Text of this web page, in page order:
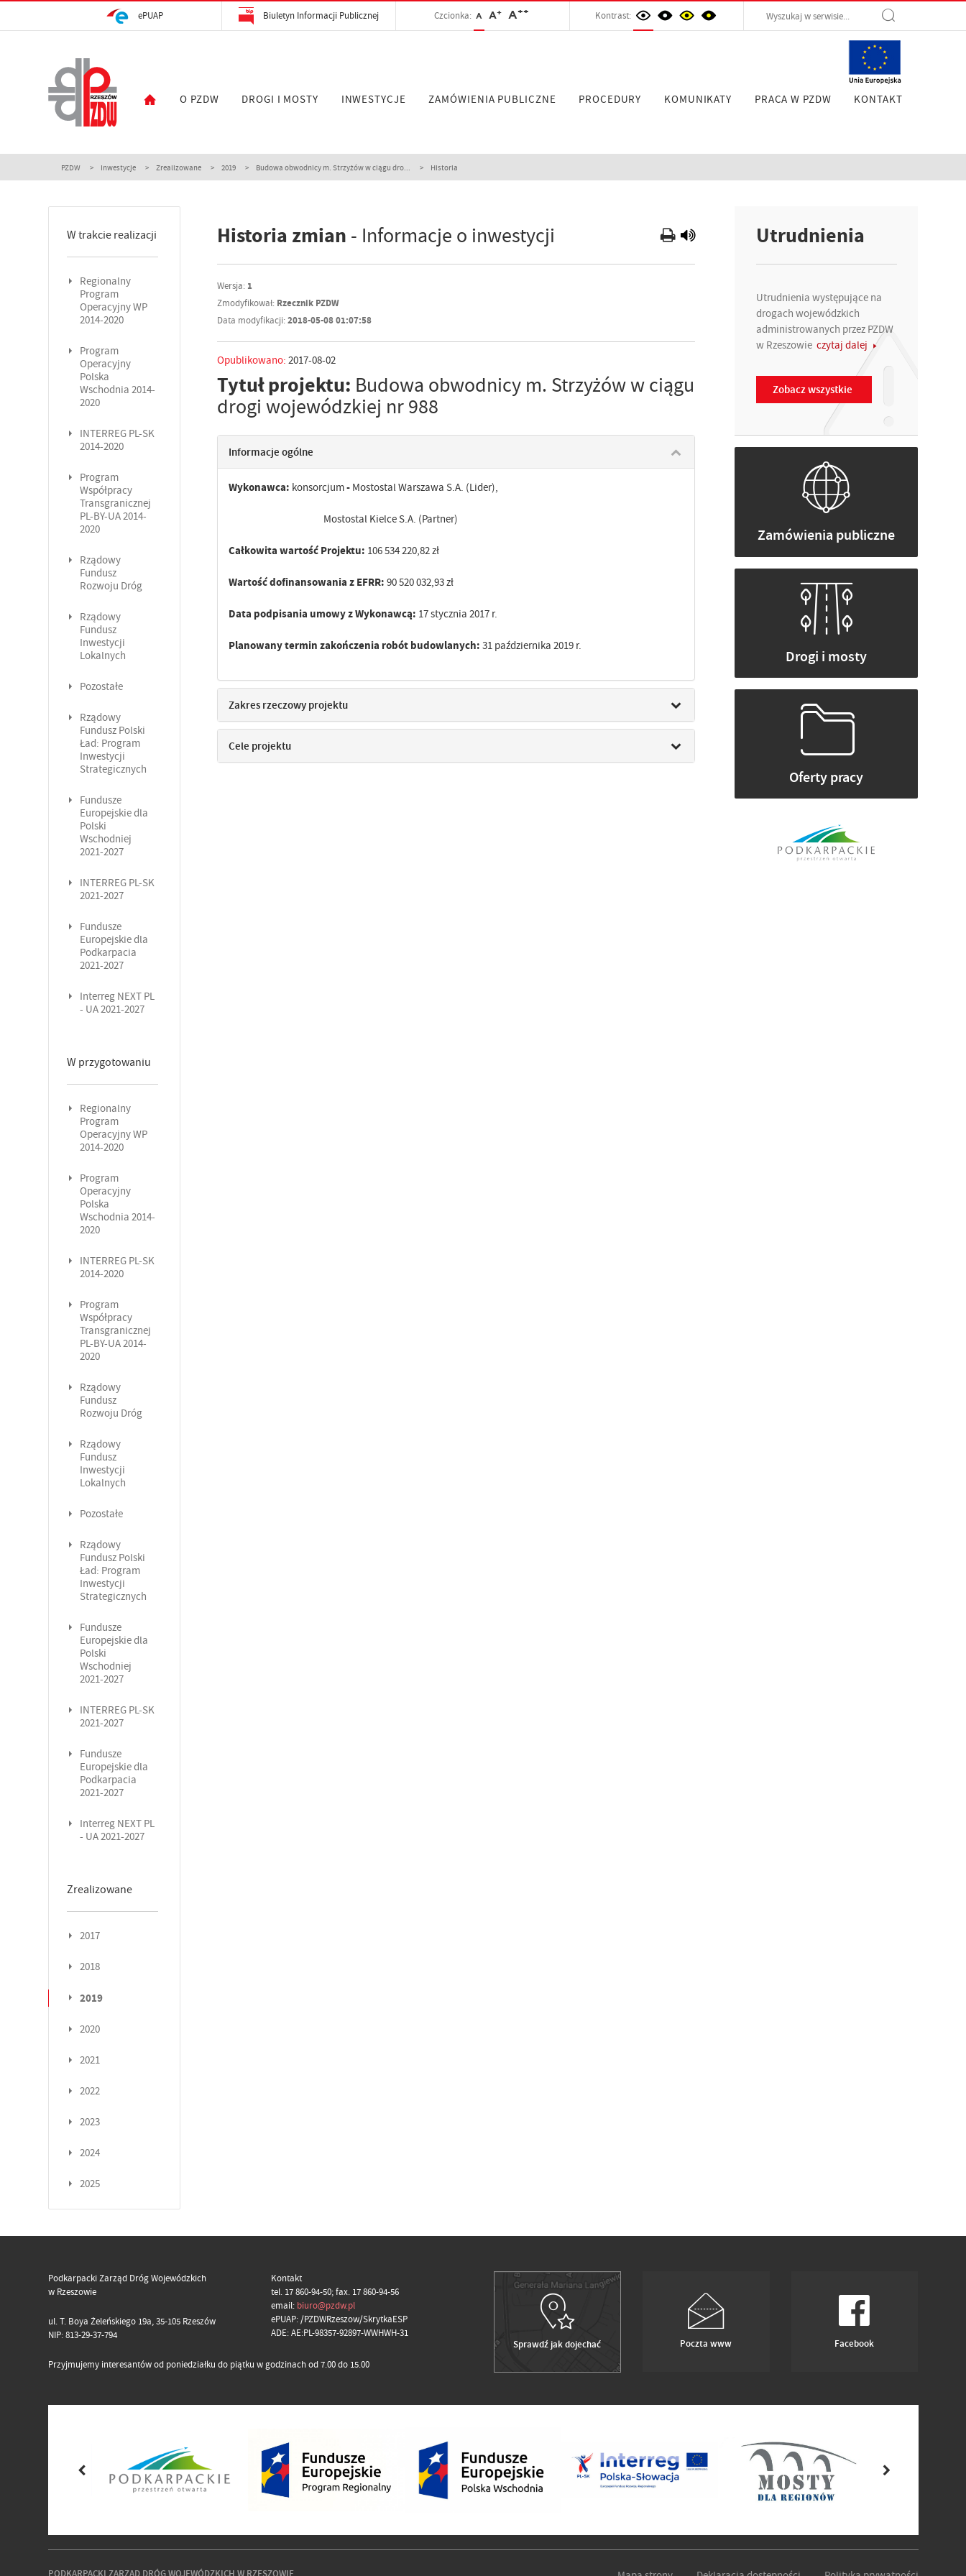
ePUAP Biuletyn Informacji Publicznej Czcionka: A A+ A++ Kontrast:
O PZDW DROGI I MOSTY INWESTYCJE ZAMÓWIENIA PUBLICZNE PROCEDURY KOMUNIKATY PRACA W PZDW KONTAKT
PZDW Inwestycje Zrealizowane 2019 Budowa obwodnicy m. Strzyżów w ciągu dro... Historia
W trakcie realizacji
Regionalny
Program
Operacyjny WP
2014-2020
Program
Operacyjny
Polska
Wschodnia 2014-
2020
INTERREG PL-SK
2014-2020
Program
Współpracy
Transgranicznej
PL-BY-UA 2014-
2020
Rządowy
Fundusz
Rozwoju Dróg
Rządowy
Fundusz
Inwestycji
Lokalnych
Pozostałe
Rządowy
Fundusz Polski
Ład: Program
Inwestycji
Strategicznych
Fundusze
Europejskie dla
Polski
Wschodniej
2021-2027
INTERREG PL-SK
2021-2027
Fundusze
Europejskie dla
Podkarpacia
2021-2027
Interreg NEXT PL
- UA 2021-2027
W przygotowaniu
Regionalny
Program
Operacyjny WP
2014-2020
Program
Operacyjny
Polska
Wschodnia 2014-
2020
INTERREG PL-SK
2014-2020
Program
Współpracy
Transgranicznej
PL-BY-UA 2014-
2020
Rządowy
Fundusz
Rozwoju Dróg
Rządowy
Fundusz
Inwestycji
Lokalnych
Pozostałe
Rządowy
Fundusz Polski
Ład: Program
Inwestycji
Strategicznych
Fundusze
Europejskie dla
Polski
Wschodniej
2021-2027
INTERREG PL-SK
2021-2027
Fundusze
Europejskie dla
Podkarpacia
2021-2027
Interreg NEXT PL
- UA 2021-2027
Zrealizowane
2017
2018
2019
2020
2021
2022
2023
2024
2025
Historia zmian - Informacje o inwestycji
Wersja: 1
Zmodyfikował: Rzecznik PZDW
Data modyfikacji:2018-05-08 01:07:58
Opublikowano: 2017-08-02
Tytuł projektu: Budowa obwodnicy m. Strzyżów w ciągu
drogi wojewódzkiej nr 988
Informacje ogólne
Wykonawca: konsorcjum- Mostostal Warszawa S.A. (Lider),
Mostostal Kielce S.A. (Partner)
Całkowita wartość Projektu: 106 534 220,82 zł
Wartość dofinansowania z EFRR: 90 520 032,93 zł
Data podpisania umowy z Wykonawcą: 17 stycznia 2017 r.
Planowany termin zakończenia robót budowlanych:31 października 2019 r.
Zakres rzeczowy projektu
Cele projektu
Utrudnienia
Utrudnienia występujące na
drogach wojewódzkich
administrowanych przez PZDW
w Rzeszowie czytaj dalej
Zobacz wszystkie
Zamówienia publiczne
Drogi i mosty
Oferty pracy
Podkarpacki Zarząd Dróg Wojewódzkich
w Rzeszowie
ul. T. Boya Żeleńskiego 19a, 35-105 Rzeszów
NIP: 813-29-37-794
Kontakt
tel. 17 860-94-50; fax. 17 860-94-56
email: biuro@pzdw.pl
ePUAP: /PZDWRzeszow/SkrytkaESP
ADE: AE:PL-98357-92897-WWHWH-31
Przyjmujemy interesantów od poniedziałku do piątku w godzinach od 7.00 do 15.00
Sprawdź jak dojechać Poczta www Facebook